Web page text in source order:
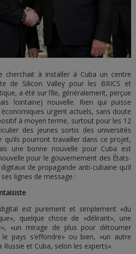
cherchait à installer à Cuba un centre
de Silicon Valley pour les BRICS et
a été sur l’île, généralement, perçue
lointaine) nouvelle. Rien qui puisse
urgent actuels, sans doute
à moyen terme, surtout pour les 12
des jeunes sortis des universités
qu’ils pourront travailler dans ce projet,
une bonne nouvelle pour Cuba est
pour le gouvernement des États-
de propagande anti-cubaine qu’il
lignes de message :
est purement et simplement «du
quelque chose de «délirant», une
«un mirage de plus pour détourner
pays s’effondre» ou bien, «un autre
et Cuba, selon les experts».